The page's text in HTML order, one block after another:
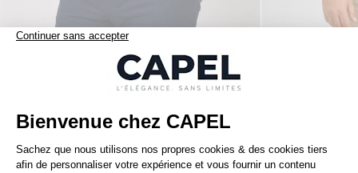
Polo Interlock Grande Taille Marron Café
165,00 €
Nos clients aiment aussi